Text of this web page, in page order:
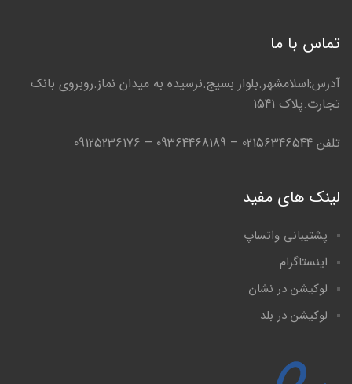
تماس با ما
آدرس:اسلامشهر.بلوار بسیج.نرسیده به میدان نماز.روبروی بانک
تجارت.پلاک 1541
تلفن 02156346544 – 09364468189 – 09125236176
لینک های مفید
پشتیبانی واتساپ
اینستاگرام
لوکیشن در نشان
لوکیشن در بلد